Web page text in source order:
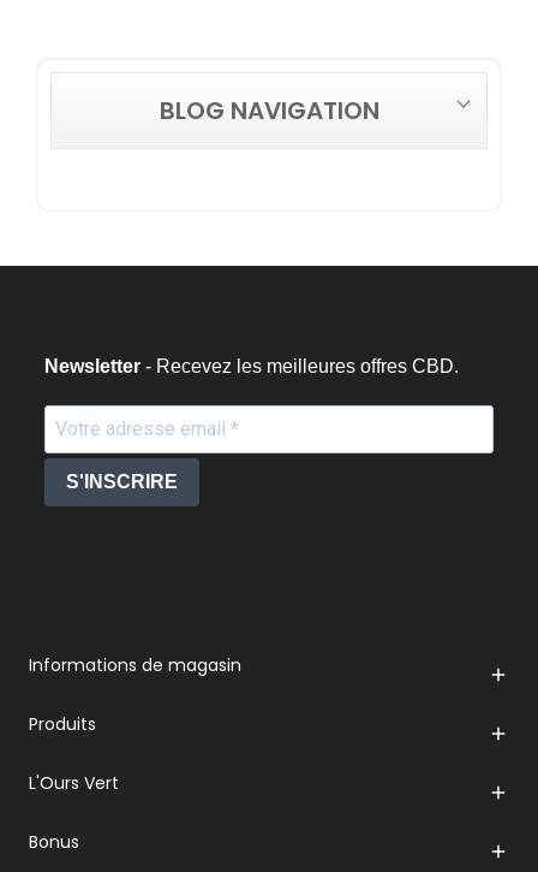
BLOG NAVIGATION
Newsletter - Recevez les meilleures offres CBD.
S'INSCRIRE
Informations de magasin 
Produits 
L'Ours Vert 
Bonus 